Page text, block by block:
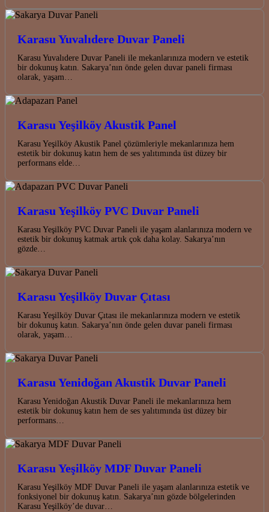
Karasu Yuvalıdere Duvar Paneli
Karasu Yuvalıdere Duvar Paneli ile mekanlarınıza modern ve estetik
bir dokunuş katın. Sakarya’nın önde gelen duvar paneli firması
olarak, yaşam…
Karasu Yeşilköy Akustik Panel
Karasu Yeşilköy Akustik Panel çözümleriyle mekanlarınıza hem
estetik bir dokunuş katın hem de ses yalıtımında üst düzey bir
performans elde…
Karasu Yeşilköy PVC Duvar Paneli
Karasu Yeşilköy PVC Duvar Paneli ile yaşam alanlarınıza modern ve
estetik bir dokunuş katmak artık çok daha kolay. Sakarya’nın
gözde…
Karasu Yeşilköy Duvar Çıtası
Karasu Yeşilköy Duvar Çıtası ile mekanlarınıza modern ve estetik
bir dokunuş katın. Sakarya’nın önde gelen duvar paneli firması
olarak, yaşam…
Karasu Yenidoğan Akustik Duvar Paneli
Karasu Yenidoğan Akustik Duvar Paneli ile mekanlarınıza hem
estetik bir dokunuş katın hem de ses yalıtımında üst düzey bir
performans…
Karasu Yeşilköy MDF Duvar Paneli
Karasu Yeşilköy MDF Duvar Paneli ile yaşam alanlarınıza estetik ve
fonksiyonel bir dokunuş katın. Sakarya’nın gözde bölgelerinden
Karasu Yeşilköy’de duvar…